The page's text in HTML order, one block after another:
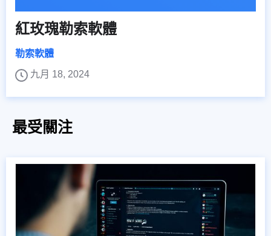
紅玫瑰勒索軟體
勒索軟體
九月 18, 2024
最受關注